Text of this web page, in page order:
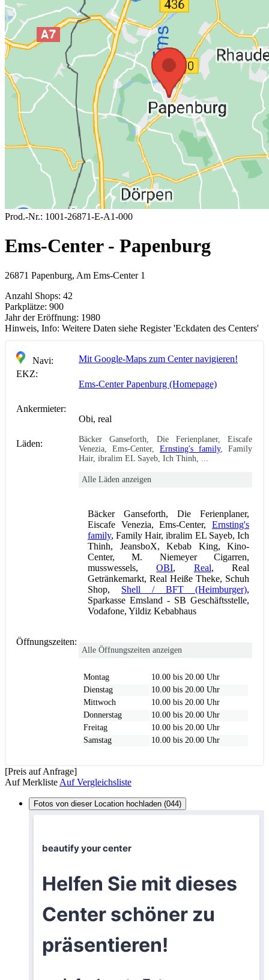
Prod.-Nr.: 1001-26871-E-A1-000
Ems-Center - Papenburg
26871 Papenburg, Am Ems-Center 1
Anzahl Shops: 42
Parkplätze: 900
Jahr der Eröffnung: 1980
Hinweis, Info: Weitere Daten siehe Register 'Eckdaten des Centers'
Navi:
Mit Google-Maps zum Center navigieren!
EKZ:
Ems-Center Papenburg (Homepage)
Ankermieter:
Obi, real
Läden:
Bäcker Ganseforth, Die Ferienplaner, Eiscafe
Venezia, Ems-Center, Ernsting's family, Family
Hair, ibralim EL Sayeb, Ich Thinh, ...
Alle Läden anzeigen
Bäcker Ganseforth, Die Ferienplaner,
Eiscafe Venezia, Ems-Center, Ernsting's
family, Family Hair, ibralim EL Sayeb, Ich
Thinh, JeansboX, Kebab King, Kino-
Center, M. Niemeyer Cigarren,
musswessels,OBI, Real, Real
Getränkemarkt, Real Heiße Theke, Schuh
Shop, Shell / BFT (Heimburger),
Sparkasse Emsland - SB Geschäftsstelle,
Vodafone, Yildiz Kebabhaus
Öffnungszeiten:
Alle Öffnungszeiten anzeigen
Montag
10.00 bis 20.00 Uhr
Dienstag
10.00 bis 20.00 Uhr
Mittwoch
10.00 bis 20.00 Uhr
Donnerstag
10.00 bis 20.00 Uhr
Freitag
10.00 bis 20.00 Uhr
Samstag
10.00 bis 20.00 Uhr
[Preis auf Anfrage]
Auf Merkliste Auf Vergleichsliste
Fotos von dieser Location hochladen (044)